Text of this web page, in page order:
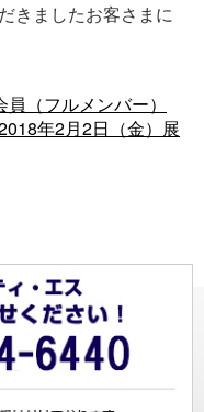
きましたお客さまに
（フルメンバー）
年2月2日（金）展